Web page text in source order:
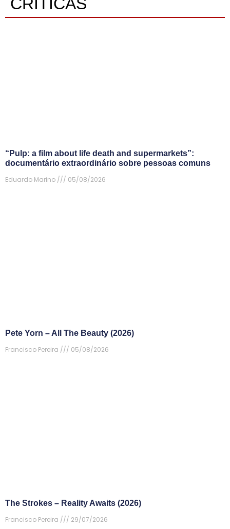
“Pulp: a film about life death and supermarkets”:
documentário extraordinário sobre pessoas comuns
Eduardo Marino
05/08/2026
Pete Yorn – All The Beauty (2026)
Francisco Pereira
05/08/2026
The Strokes – Reality Awaits (2026)
Francisco Pereira
29/07/2026